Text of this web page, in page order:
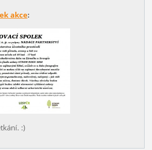
akce:
:)